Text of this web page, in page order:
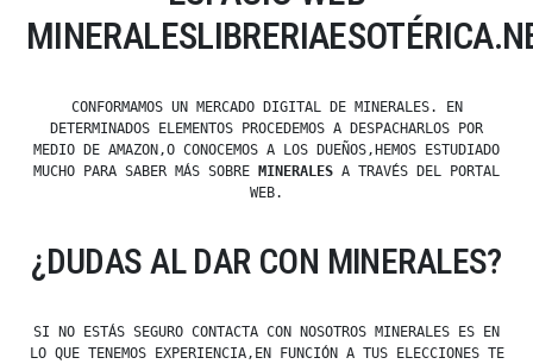
CONFORMAMOS UN MERCADO DIGITAL DE MINERALES. EN
DETERMINADOS ELEMENTOS PROCEDEMOS A DESPACHARLOS POR
MEDIO DE AMAZON,O CONOCEMOS A LOS DUEÑOS,HEMOS ESTUDIADO
MUCHO PARA SABER MÁS SOBRE
MINERALES A TRAVÉS DEL PORTAL
WEB.
¿DUDAS AL DAR CON MINERALES?
SI NO ESTÁS SEGURO CONTACTA CON NOSOTROS MINERALES ES EN
LO QUE TENEMOS EXPERIENCIA,EN FUNCIÓN A TUS ELECCIONES TE